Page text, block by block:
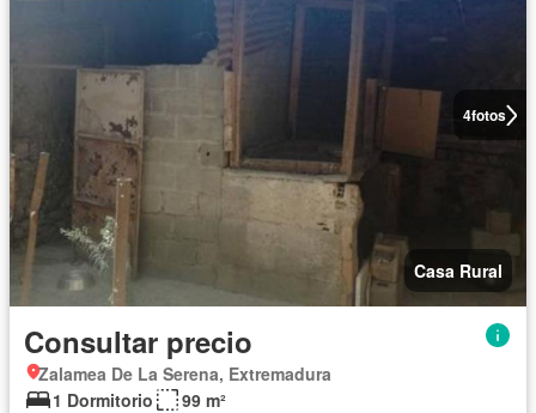
4fotos
Casa Rural
Consultar precio
Zalamea De La Serena, Extremadura
1 Dormitorio
99 m²